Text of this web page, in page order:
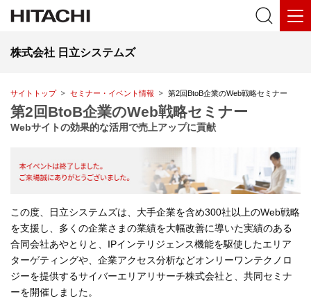
株式会社 日立システムズ
サイトトップ セミナー・イベント情報 第2回BtoB企業のWeb戦略セミナー
第2回BtoB企業のWeb戦略セミナー
Webサイトの効果的な活用で売上アップに貢献
この度、日立システムズは、大手企業を含め300社以上のWeb戦略
を支援し、多くの企業さまの業績を大幅改善に導いた実績のある
合同会社あやとりと、IPインテリジェンス機能を駆使したエリア
ターゲティングや、企業アクセス分析などオンリーワンテクノロ
ジーを提供するサイバーエリアリサーチ株式会社と、共同セミナ
ーを開催しました。